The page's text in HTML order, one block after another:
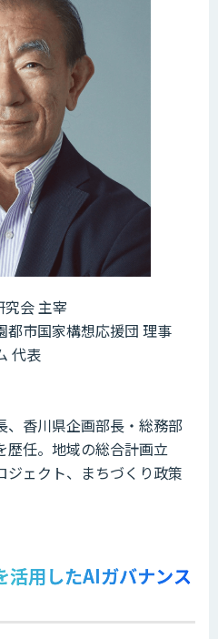
会 主宰
都市国家構想応援団 理事
代表
、香川県企画部長・総務部
歴任。地域の総合計画立
ェクト、まちづくり政策
活用したAIガバナンス